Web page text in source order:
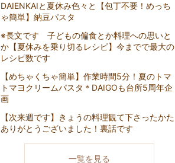
DAIENKAIと夏休み色々と【包丁不要！めっち
ゃ簡単】納豆パスタ
※長文です 子どもの偏食とか料理への思いと
か【夏休みを乗り切るレシピ】今までで最大の
レシピ数です
【めちゃくちゃ簡単】作業時間5分！夏のトマ
トマヨクリームパスタ＊DAIGOも台所5周年企
画
【次来週です】きょうの料理観て下さったかた
ありがとうございました！裏話です
一覧を見る